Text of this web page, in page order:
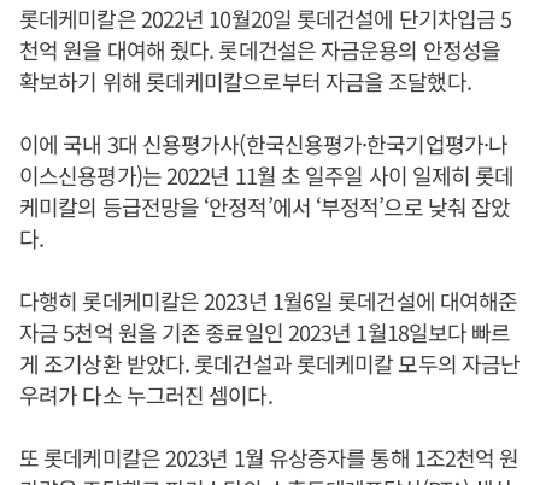
롯데케미칼은 2022년 10월20일 롯데건설에 단기차입금 5
천억 원을 대여해 줬다. 롯데건설은 자금운용의 안정성을
확보하기 위해 롯데케미칼으로부터 자금을 조달했다.
이에 국내 3대 신용평가사(한국신용평가·한국기업평가·나
이스신용평가)는 2022년 11월 초 일주일 사이 일제히 롯데
케미칼의 등급전망을 ‘안정적’에서 ‘부정적’으로 낮춰 잡았
다.
다행히 롯데케미칼은 2023년 1월6일 롯데건설에 대여해준
자금 5천억 원을 기존 종료일인 2023년 1월18일보다 빠르
게 조기상환 받았다. 롯데건설과 롯데케미칼 모두의 자금난
우려가 다소 누그러진 셈이다.
또 롯데케미칼은 2023년 1월 유상증자를 통해 1조2천억 원